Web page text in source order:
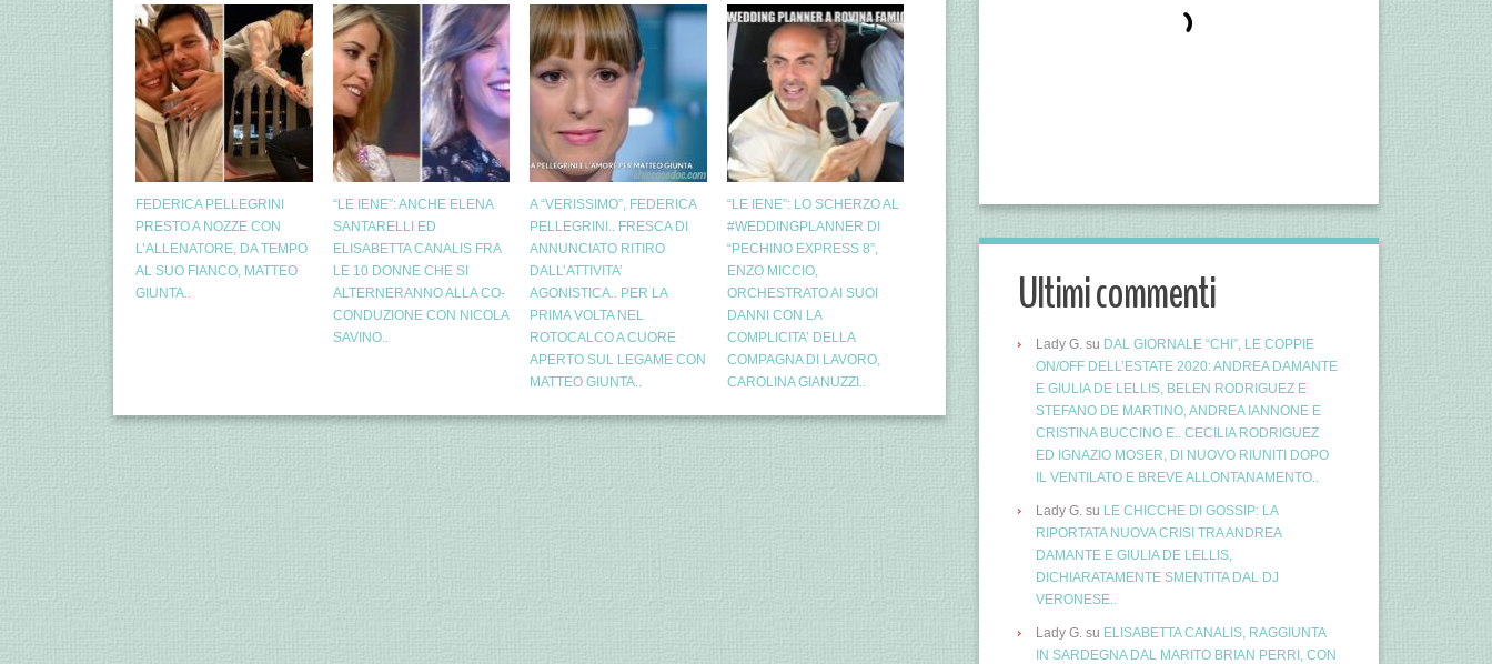
FEDERICA PELLEGRINI
PRESTO A NOZZE CON
L’ALLENATORE, DA TEMPO
AL SUO FIANCO, MATTEO
GIUNTA..
“LE IENE”: ANCHE ELENA
SANTARELLI ED
ELISABETTA CANALIS FRA
LE 10 DONNE CHE SI
ALTERNERANNO ALLA CO-
CONDUZIONE CON NICOLA
SAVINO..
A “VERISSIMO”, FEDERICA
PELLEGRINI.. FRESCA DI
ANNUNCIATO RITIRO
DALL’ATTIVITA’
AGONISTICA.. PER LA
PRIMA VOLTA NEL
ROTOCALCO A CUORE
APERTO SUL LEGAME CON
MATTEO GIUNTA..
“LE IENE”: LO SCHERZO AL
#WEDDINGPLANNER DI
“PECHINO EXPRESS 8”,
ENZO MICCIO,
ORCHESTRATO AI SUOI
DANNI CON LA
COMPLICITA’ DELLA
COMPAGNA DI LAVORO,
CAROLINA GIANUZZI..
Ultimi commenti
Lady G. su DAL GIORNALE “CHI”, LE COPPIE
ON/OFF DELL’ESTATE 2020: ANDREA DAMANTE
E GIULIA DE LELLIS, BELEN RODRIGUEZ E
STEFANO DE MARTINO, ANDREA IANNONE E
CRISTINA BUCCINO E.. CECILIA RODRIGUEZ
ED IGNAZIO MOSER, DI NUOVO RIUNITI DOPO
IL VENTILATO E BREVE ALLONTANAMENTO..
Lady G. su LE CHICCHE DI GOSSIP: LA
RIPORTATA NUOVA CRISI TRA ANDREA
DAMANTE E GIULIA DE LELLIS,
DICHIARATAMENTE SMENTITA DAL DJ
VERONESE..
Lady G. su ELISABETTA CANALIS, RAGGIUNTA
IN SARDEGNA DAL MARITO BRIAN PERRI, CON